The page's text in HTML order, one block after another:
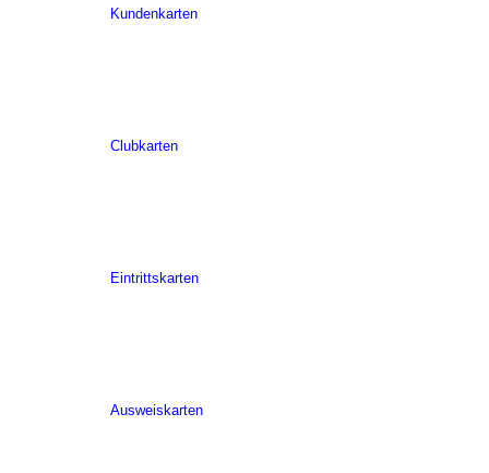
Kundenkarten
Clubkarten
Eintrittskarten
Ausweiskarten